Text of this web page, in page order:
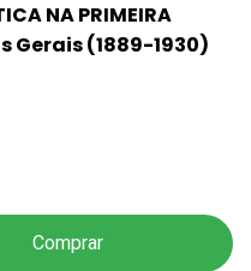
NA PRIMEIRA
Gerais (1889-1930)